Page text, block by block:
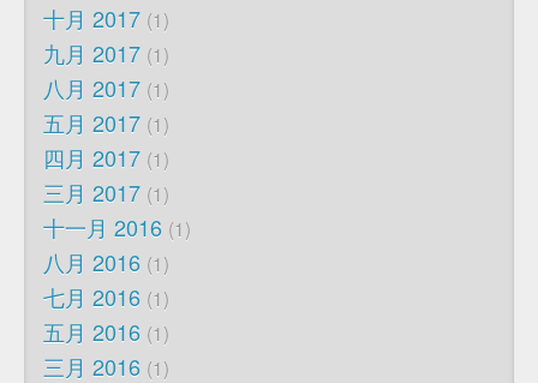
十月 2017 1
九月 2017 1
八月 2017 1
五月 2017 1
四月 2017 1
三月 2017 1
十一月 2016 1
八月 2016 1
七月 2016 1
五月 2016 1
三月 2016 1